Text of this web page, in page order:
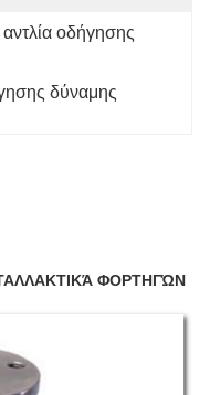
οδήγησης
δύναμης
ΦΟΡΤΗΓΏΝ